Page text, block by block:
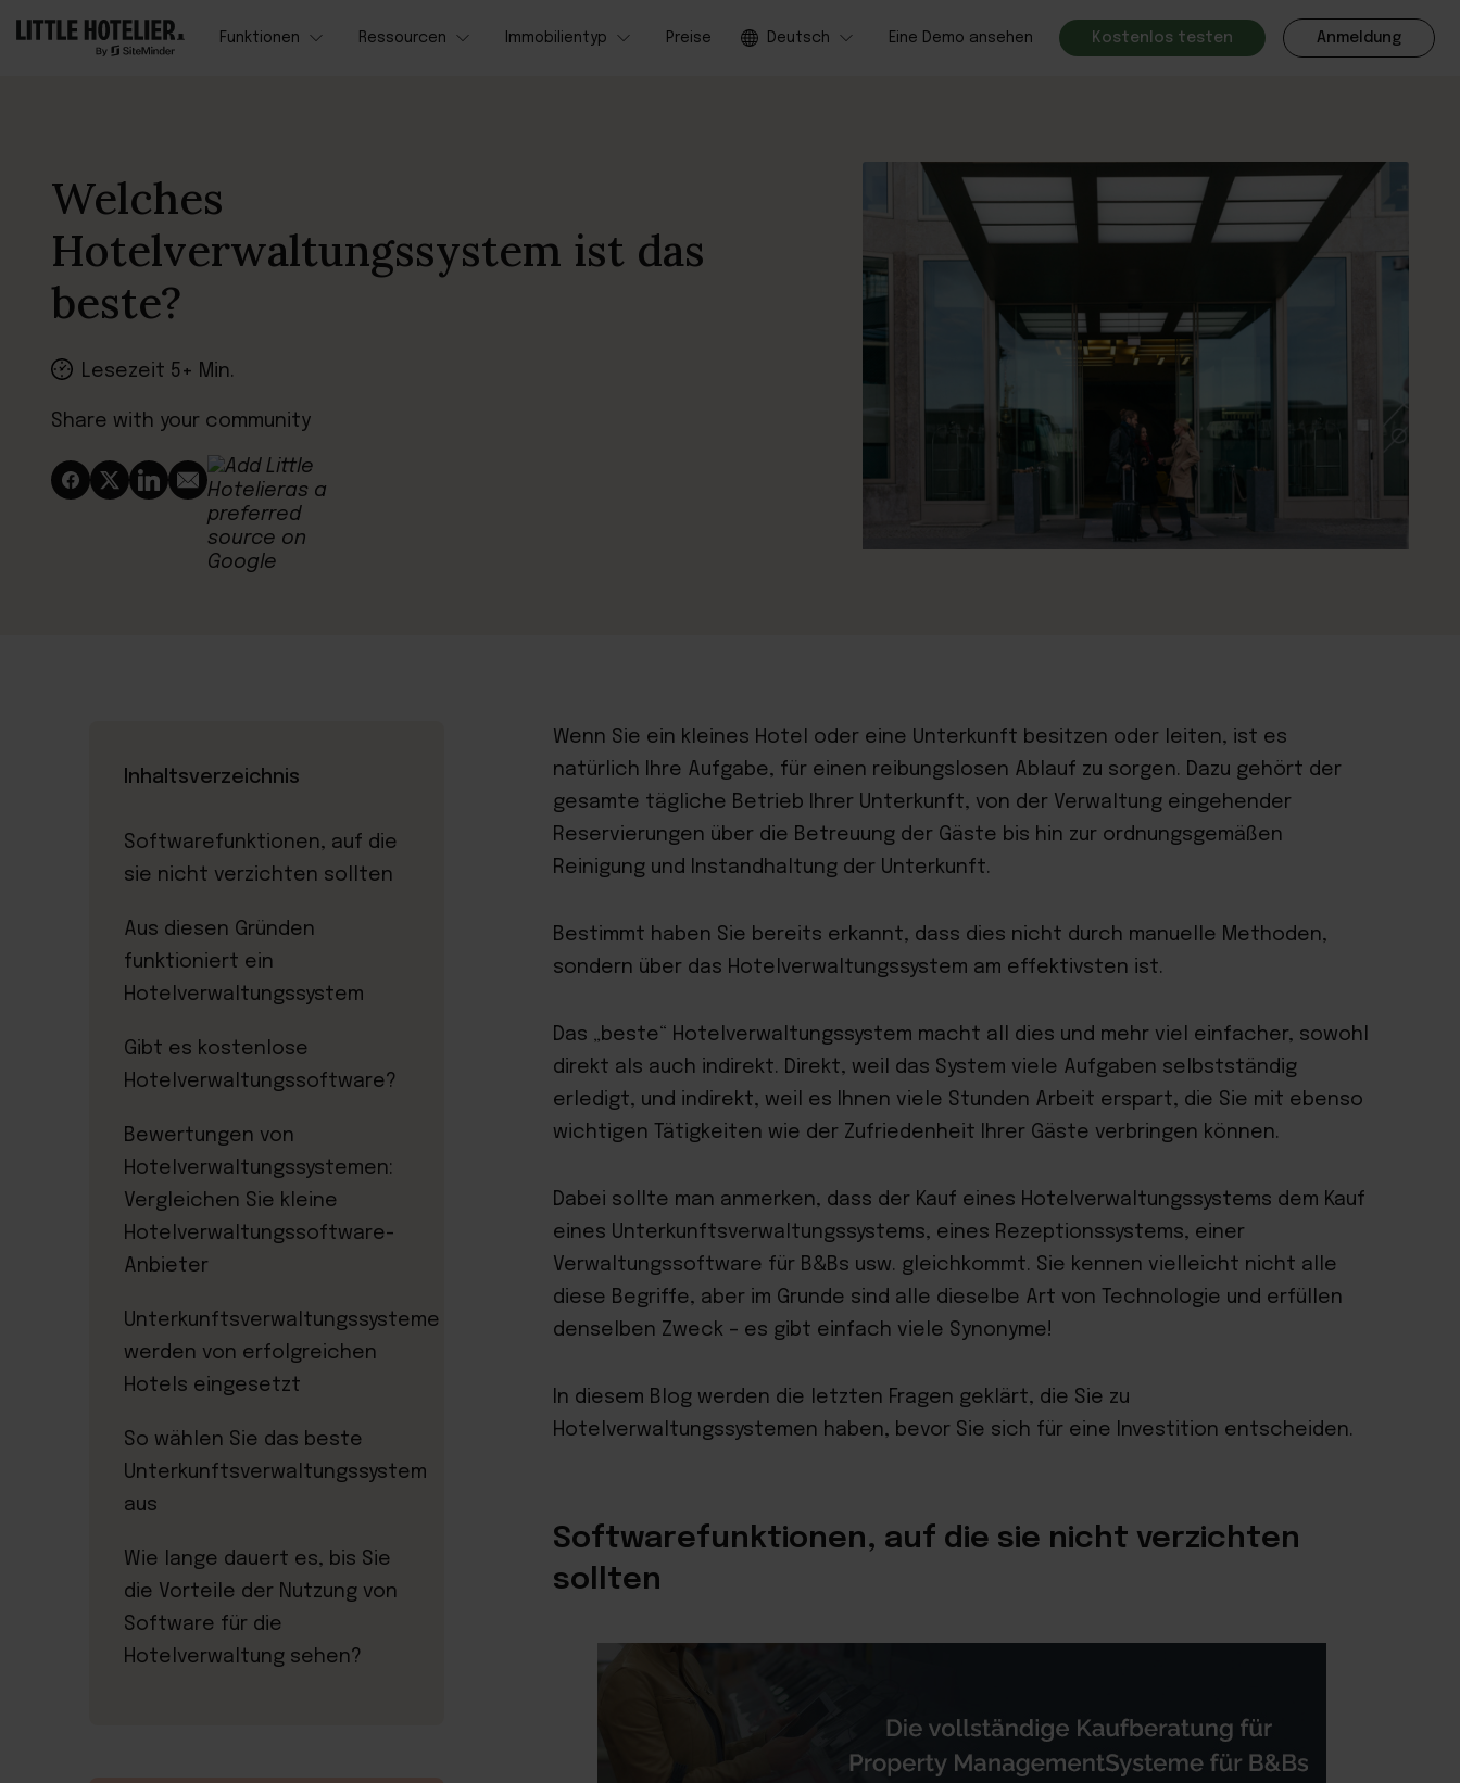
Funktionen Ressourcen Immobilientyp Preise Deutsch Eine Demo ansehen Kostenlos testen Anmeldung
Welches
Hotelverwaltungssystem ist das
beste?
Lesezeit 5+ Min.
Share with your community
Wenn Sie ein kleines Hotel oder eine Unterkunft besitzen oder leiten, ist es
natürlich Ihre Aufgabe, für einen reibungslosen Ablauf zu sorgen. Dazu gehört der
gesamte tägliche Betrieb Ihrer Unterkunft, von der Verwaltung eingehender
Reservierungen über die Betreuung der Gäste bis hin zur ordnungsgemäßen
Reinigung und Instandhaltung der Unterkunft.
Bestimmt haben Sie bereits erkannt, dass dies nicht durch manuelle Methoden,
sondern über das Hotelverwaltungssystem am effektivsten ist.
Das „beste“ Hotelverwaltungssystem macht all dies und mehr viel einfacher, sowohl
direkt als auch indirekt. Direkt, weil das System viele Aufgaben selbstständig
erledigt, und indirekt, weil es Ihnen viele Stunden Arbeit erspart, die Sie mit ebenso
wichtigen Tätigkeiten wie der Zufriedenheit Ihrer Gäste verbringen können.
Dabei sollte man anmerken, dass der Kauf eines Hotelverwaltungssystems dem Kauf
eines Unterkunftsverwaltungssystems, eines Rezeptionssystems, einer
Verwaltungssoftware für B&Bs usw. gleichkommt. Sie kennen vielleicht nicht alle
diese Begriffe, aber im Grunde sind alle dieselbe Art von Technologie und erfüllen
denselben Zweck – es gibt einfach viele Synonyme!
In diesem Blog werden die letzten Fragen geklärt, die Sie zu
Hotelverwaltungssystemen haben, bevor Sie sich für eine Investition entscheiden.
Softwarefunktionen, auf die sie nicht verzichten
sollten
Inhaltsverzeichnis
Softwarefunktionen, auf die
sie nicht verzichten sollten
Aus diesen Gründen
funktioniert ein
Hotelverwaltungssystem
Gibt es kostenlose
Hotelverwaltungssoftware?
Bewertungen von
Hotelverwaltungssystemen:
Vergleichen Sie kleine
Hotelverwaltungssoftware-
Anbieter
Unterkunftsverwaltungssysteme
werden von erfolgreichen
Hotels eingesetzt
So wählen Sie das beste
Unterkunftsverwaltungssystem
aus
Wie lange dauert es, bis Sie
die Vorteile der Nutzung von
Software für die
Hotelverwaltung sehen?